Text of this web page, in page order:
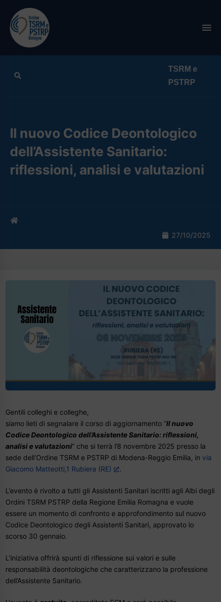
Il nuovo Codice Deontologico
dell’Assistente Sanitario:
riflessioni, analisi e valutazioni
Home
27/10/2025
Gentili colleghi e colleghe,
siamo lieti di segnalare il corso di aggiornamento “Il nuovo
Codice Deontologico dell’Assistente Sanitario: riflessioni,
analisi e valutazioni” che si terrà l’8 novembre 2025 presso la
sede dell’Ordine TSRM e PSTRP di Modena-Reggio Emilia, in via
Giacomo Matteotti,1 Rubiera (RE)
.
L’evento è rivolto a tutti gli Assistenti Sanitari iscritti agli Albi degli
Ordini TSRM PSTRP della Regione Emilia Romagna e vuole
essere un momento di confronto e approfondimento sul nuovo
Codice Deontologico degli Assistenti Sanitari, approvato lo
scorso 30 gennaio.
L’iniziativa offrirà spunti di riflessione sui valori e sulle
responsabilità deontologiche che caratterizzano la professione
dell’Assistente Sanitario.